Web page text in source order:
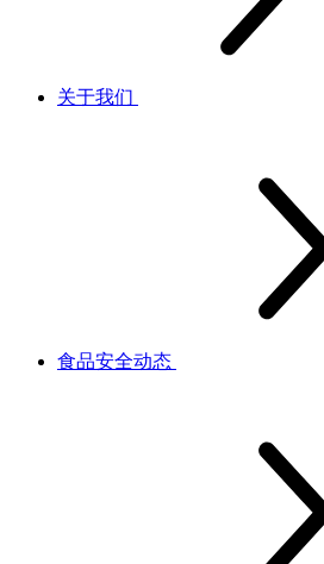
关于我们
食品安全动态